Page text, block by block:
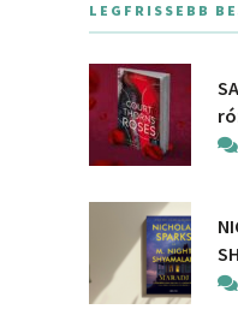
LEGFRISSEBB